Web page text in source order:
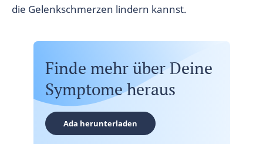
die Gelenkschmerzen lindern kannst.
Finde mehr über Deine
Symptome heraus
Ada herunterladen